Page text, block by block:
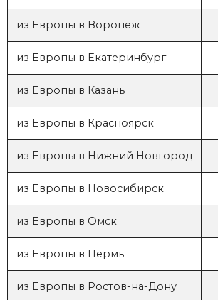
из Европы в Воронеж
из Европы в Екатеринбург
из Европы в Казань
из Европы в Красноярск
из Европы в Нижний Новгород
из Европы в Новосибирск
из Европы в Омск
из Европы в Пермь
из Европы в Ростов-на-Дону